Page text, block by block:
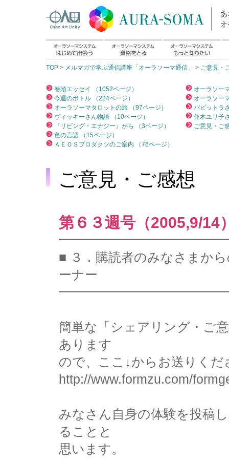
TOP > メルマガで学ぶ通信講座「オーラソーマ通信」 > ご意見・
巻頭エッセイ （1052ページ）
今週のボトル （224ページ）
オーラソーマタロットの旅 （97ページ）
ヴィッキーさん物語 （10ページ）
『リビング・エナジー』から （3ページ）
色の言語 （15ページ）
ＡＥＯＳプロダクツのご案内 （76ページ）
オーラソー
オーラソー
パビットラ
並木ユリ子
ご意見・ご
ご意見・ご感想
第６３週号（2005,9/14
■ ３．購読者のみなさまか
ーナー
簡単な「シェアリング・ご
あります
ので、ここ↓からお送りくだ
http://www.formzu.com/
みなさん自身の体験を投稿
ることと
思います。